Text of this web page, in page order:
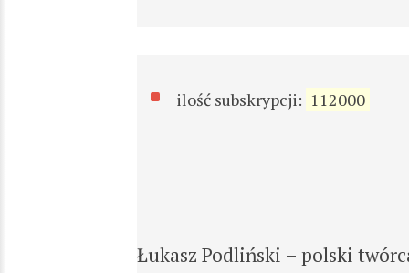
ilość subskrypcji: 112000
Łukasz Podliński – polski